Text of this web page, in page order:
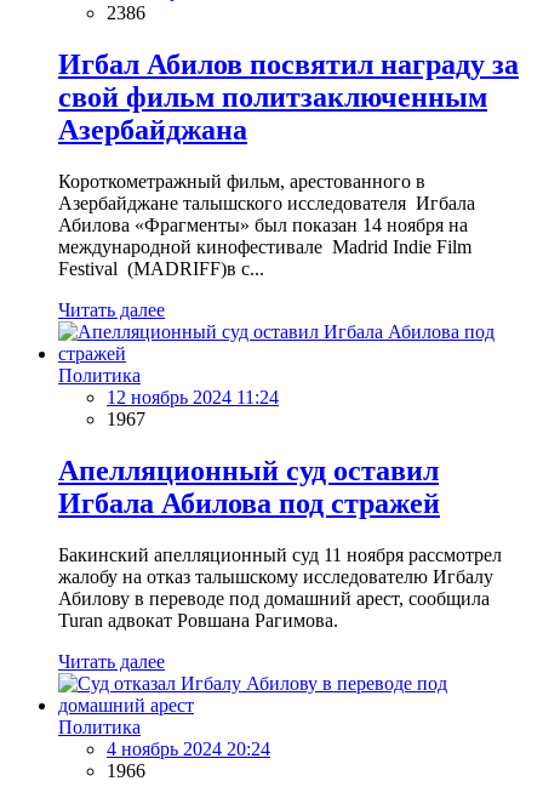
2386
Игбал Абилов посвятил награду за
свой фильм политзаключенным
Азербайджана
Короткометражный фильм, арестованного в
Азербайджане талышского исследователя Игбала
Абилова «Фрагменты» был показан 14 ноября на
международной кинофестивале Madrid Indie Film
Festival (MADRIFF)в с...
Читать далее
Политика
12 ноябрь 2024 11:24
1967
Апелляционный суд оставил
Игбала Абилова под стражей
Бакинский апелляционный суд 11 ноября рассмотрел
жалобу на отказ талышскому исследователю Игбалу
Абилову в переводе под домашний арест, сообщила
Turan адвокат Ровшана Рагимова.
Читать далее
Политика
4 ноябрь 2024 20:24
1966